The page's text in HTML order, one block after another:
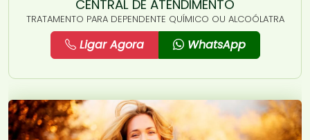
CENTRAL DE ATENDIMENTO
TRATAMENTO PARA DEPENDENTE QUÍMICO OU ALCOÓLATRA
Ligar Agora WhatsApp